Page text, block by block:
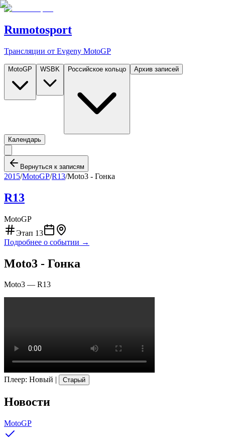
Rumotosport
Трансляции от Evgeny MotoGP
MotoGP WSBK Российское кольцо Архив записей
Календарь
Вернуться к записям
2015/MotoGP/R13/Moto3 - Гонка
R13
MotoGP
Этап 13
Подробнее о событии →
Moto3 - Гонка
Moto3 — R13
Плеер: Новый | Старый
Новости
MotoGP